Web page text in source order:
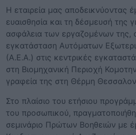
Η εταιρεία μας αποδεικνύοντας
ευαισθησία και τη δέσμευσή της
ασφάλεια των εργαζομένων της,
εγκατάσταση Αυτόματων
(Α.Ε.Α.) στις κεντρικές
στη Βιομηχανική Περιοχή
γραφεία της στη Θέρμη
Στο πλαίσιο του ετήσιου
του προσωπικού,
σεμινάριο Πρώτων Βοηθειών με